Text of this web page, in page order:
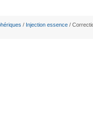
/ Injection essence /